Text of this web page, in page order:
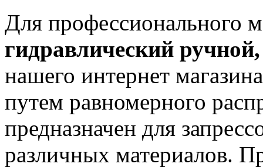
Для профессионального
гидравлический
нашего интернет
путем равномерного
предназначен для
различных материалов.